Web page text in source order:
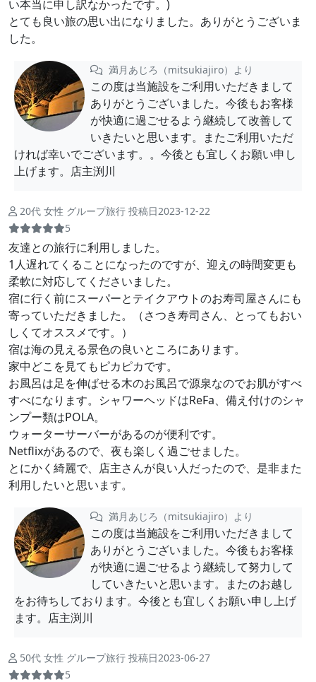
い本当に申し訳なかったです。)
とても良い旅の思い出になりました。ありがとうございま
した。
満月あじろ（mitsukiajiro）より
この度は当施設をご利用いただきまして
ありがとうございました。今後もお客様
が快適に過ごせるよう継続して改善して
いきたいと思います。またご利用いただ
ければ幸いでございます。。今後とも宜しくお願い申し
上げます。店主渕川
20代 女性 グループ旅行 投稿日2023-12-22
5
友達との旅行に利用しました。
1人遅れてくることになったのですが、迎えの時間変更も
柔軟に対応してくださいました。
宿に行く前にスーパーとテイクアウトのお寿司屋さんにも
寄っていただきました。（さつき寿司さん、とってもおい
しくてオススメです。）
宿は海の見える景色の良いところにあります。
家中どこを見てもピカピカです。
お風呂は足を伸ばせる木のお風呂で源泉なのでお肌がすべ
すべになります。シャワーヘッドはReFa、備え付けのシャ
ンプー類はPOLA。
ウォーターサーバーがあるのが便利です。
Netflixがあるので、夜も楽しく過ごせました。
とにかく綺麗で、店主さんが良い人だったので、是非また
利用したいと思います。
満月あじろ（mitsukiajiro）より
この度は当施設をご利用いただきまして
ありがとうございました。今後もお客様
が快適に過ごせるよう継続して努力して
していきたいと思います。またのお越し
をお待ちしております。今後とも宜しくお願い申し上げ
ます。店主渕川
50代 女性 グループ旅行 投稿日2023-06-27
5